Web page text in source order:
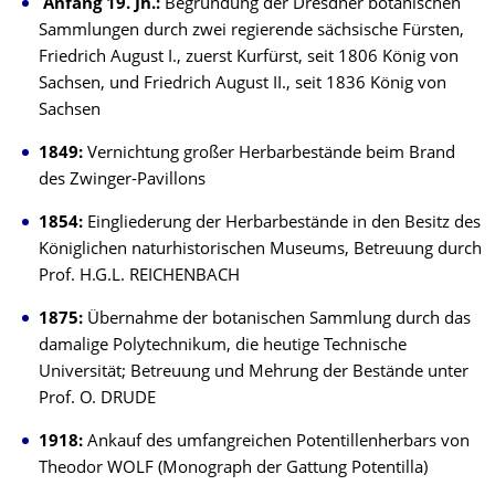
Anfang 19. Jh.: Begründung der Dresdner botanischen
Sammlungen durch zwei regierende sächsische Fürsten,
Friedrich August I., zuerst Kurfürst, seit 1806 König von
Sachsen, und Friedrich August II., seit 1836 König von
Sachsen
1849: Vernichtung großer Herbarbestände beim Brand
des Zwinger-Pavillons
1854: Eingliederung der Herbarbestände in den Besitz des
Königlichen naturhistorischen Museums, Betreuung durch
Prof. H.G.L. REICHENBACH
1875: Übernahme der botanischen Sammlung durch das
damalige Polytechnikum, die heutige Technische
Universität; Betreuung und Mehrung der Bestände unter
Prof. O. DRUDE
1918: Ankauf des umfangreichen Potentillenherbars von
Theodor WOLF (Monograph der Gattung Potentilla)